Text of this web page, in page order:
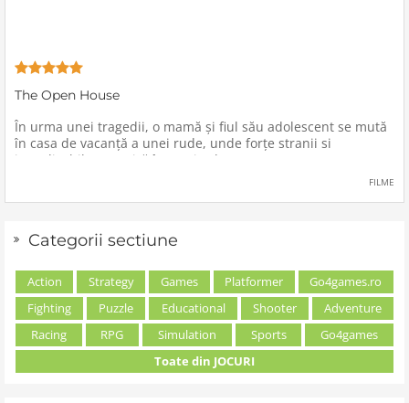
The Open House
În urma unei tragedii, o mamă şi fiul său adolescent se mută
în casa de vacanţă a unei rude, unde forţe stranii si
inexplicabile conspiră împotriva lor.
FILME
Categorii sectiune
Action Strategy Games Platformer
Go4games.ro
Fighting
Puzzle Educational Shooter
Adventure
Racing
RPG Simulation Sports
Go4games
Toate din JOCURI